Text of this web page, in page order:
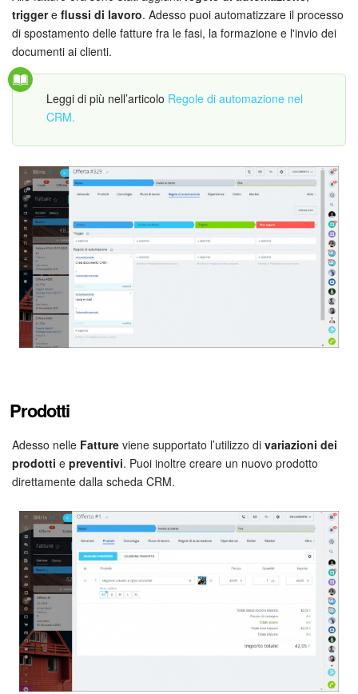
Bitrix24 Market
Siti e store
Online store
Knowledge base
Firma elettronica
Firma elettronica per HR
Automazione
Flussi di lavoro
Gestione inventario
Telefonia
Mio profilo
Impostazioni
Enterprise
Bitrix24 On-Premise
Bitrix24 Messenger
Domande generali
triggere flussi di lavoro. Adesso puoi automatizzare il processo
di spostamento delle fatture fra le fasi, la formazione e l'invio dei
documenti ai clienti.
Leggi di più nell’articolo Regole di automazione nel
CRM.
Prodotti
Adesso nelle Fatture viene supportato l’utilizzo di variazioni dei
prodotti e preventivi. Puoi inoltre creare un nuovo prodotto
direttamente dalla scheda CRM.